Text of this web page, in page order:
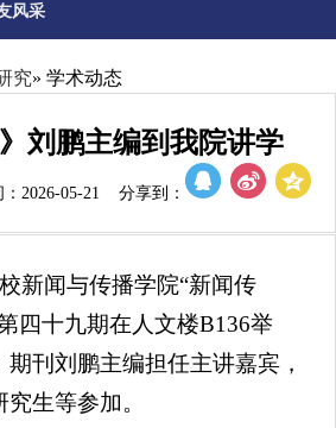
风采
究» 学术动态
》刘鹏主编到我院讲学
：2026-05-21 分享到：
新闻与传播学院“新闻传
四十九期在人文楼B136举
刊刘鹏主编担任主讲嘉宾，
生等参加。